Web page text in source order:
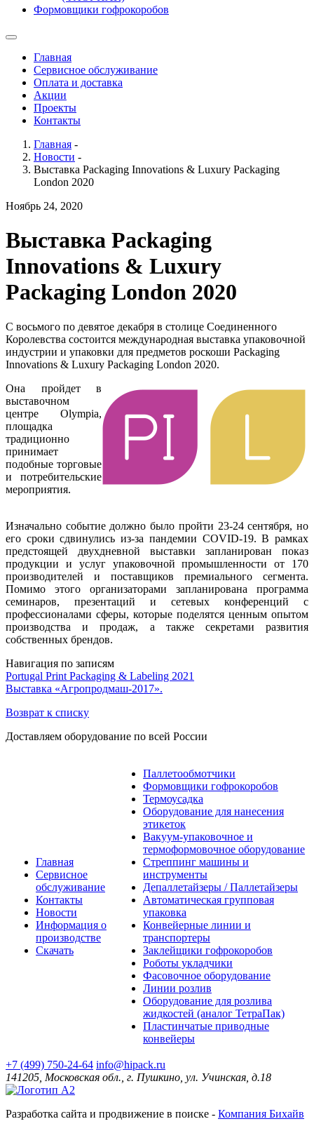
Формовщики гофрокоробов
Главная
Сервисное обслуживание
Оплата и доставка
Акции
Проекты
Контакты
Главная -
Новости -
Выставка Packaging Innovations & Luxury Packaging
London 2020
Ноябрь 24, 2020
Выставка Packaging
Innovations & Luxury
Packaging London 2020
С восьмого по девятое декабря в столице Соединенного
Королевства состоится международная выставка упаковочной
индустрии и упаковки для предметов роскоши Packaging
Innovations & Luxury Packaging London 2020.
Она пройдет в
выставочном
центре Olympia,
площадка
традиционно
принимает
подобные торговые
и потребительские
мероприятия.
Изначально событие должно было пройти 23-24 сентября, но
его сроки сдвинулись из-за пандемии COVID-19. В рамках
предстоящей двухдневной выставки запланирован показ
продукции и услуг упаковочной промышленности от 170
производителей и поставщиков премиального сегмента.
Помимо этого организаторами запланирована программа
семинаров, презентаций и сетевых конференций с
профессионалами сферы, которые поделятся ценным опытом
производства и продаж, а также секретами развития
собственных брендов.
Навигация по записям
Portugal Print Packaging & Labeling 2021
Выставка «Агропродмаш-2017».
Возврат к списку
Доставляем оборудование по всей России
Главная
Сервисное
обслуживание
Контакты
Новости
Информация о
производстве
Скачать
Паллетообмотчики
Формовщики гофрокоробов
Термоусадка
Оборудование для нанесения
этикеток
Вакуум-упаковочное и
термоформовочное оборудование
Стреппинг машины и
инструменты
Депаллетайзеры / Паллетайзеры
Автоматическая групповая
упаковка
Конвейерные линии и
транспортеры
Заклейщики гофрокоробов
Роботы укладчики
Фасовочное оборудование
Линии розлив
Оборудование для розлива
жидкостей (аналог ТетраПак)
Пластинчатые приводные
конвейеры
+7 (499) 750-24-64 info@hipack.ru
141205, Московская обл., г. Пушкино, ул. Учинская, д.18
Разработка сайта и продвижение в поиске - Компания Бихайв